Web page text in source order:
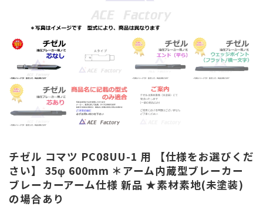
チゼル コマツ PC08UU-1 用 【仕様をお選びくだ
さい】 35φ 600mm ＊アーム内蔵型ブレーカー
ブレーカーアーム仕様 新品 ★素材素地(未塗装)
の場合あり